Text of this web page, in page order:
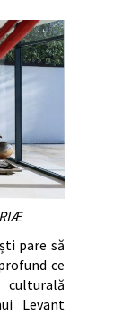
pare să
ce
Levant